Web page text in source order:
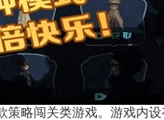
策略闯关类游戏。游戏内设